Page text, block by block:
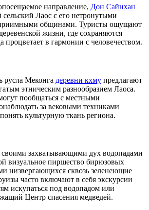
направление, Дон Сайнхан
сельский Лаос с его нетронутыми
общинами. Туристы ощущают
жизни, где сохраняются
процветает в гармонии с человечеством.
русла Меконга деревни кхму предлагают
этническим разнообразием Лаоса.
пообщаться с местными
за вековыми техниками
культурную ткань региона.
своими захватывающими дух водопадами
визуальное пиршество бирюзовых
низвергающихся сквозь зеленеющие
часто включают в себя экскурсии
искупаться под водопадом или
Центр спасения медведей.